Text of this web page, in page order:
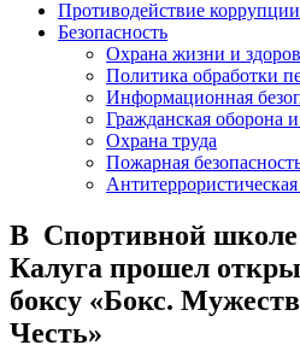
Противодействие коррупции
Безопасность
Охрана жизни и
Политика обработки
Информационная
Гражданская оборона
Охрана труда
Пожарная
Антитеррористическая
В Спортивной школе
Калуга прошел
боксу «Бокс.
Честь»